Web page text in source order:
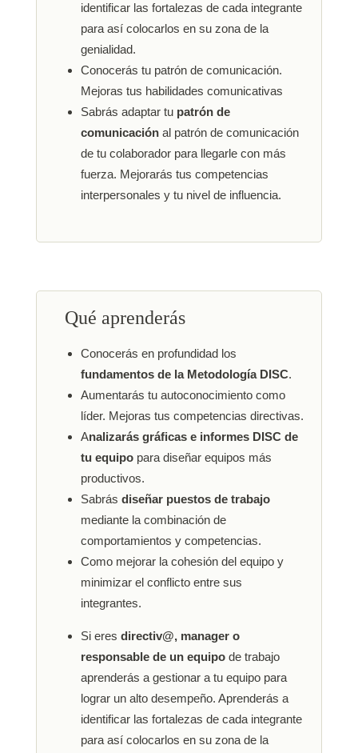
identificar las fortalezas de cada integrante
para así colocarlos en su zona de la
genialidad.
Conocerás tu patrón de comunicación.
Mejoras tus habilidades comunicativas
Sabrás adaptar tu patrón de
comunicaciónal patrón de comunicación
de tu colaborador para llegarle con más
fuerza. Mejorarás tus competencias
interpersonales y tu nivel de influencia.
Qué aprenderás
Conocerás en profundidad los
fundamentos de la Metodología DISC.
Aumentarás tu autoconocimiento como
líder. Mejoras tus competencias directivas.
Analizarás gráficas e informes DISC de
tu equipopara diseñar equipos más
productivos.
Sabrás diseñar puestos de trabajo
mediante la combinación de
comportamientos y competencias.
Como mejorar la cohesión del equipo y
minimizar el conflicto entre sus
integrantes.
Si eres directiv@, manager o
responsable de un equipode trabajo
aprenderás a gestionar a tu equipo para
lograr un alto desempeño. Aprenderás a
identificar las fortalezas de cada integrante
para así colocarlos en su zona de la